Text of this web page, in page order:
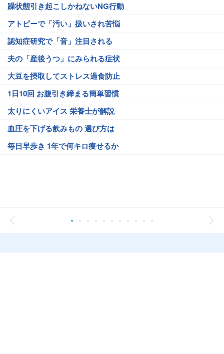
躁状態引き起こしかねないNG行動
アトピーで「汚い」扱いされ苦悩
認知症研究で「音」注目される
夫の「産後うつ」にみられる症状
大豆を摂取してストレス過食防止
1日10回 お腹引き締まる簡単習慣
太りにくいアイス 栄養士が解説
血圧を下げる飲みもの 選び方は
毎日早歩き 1年で何キロ痩せるか